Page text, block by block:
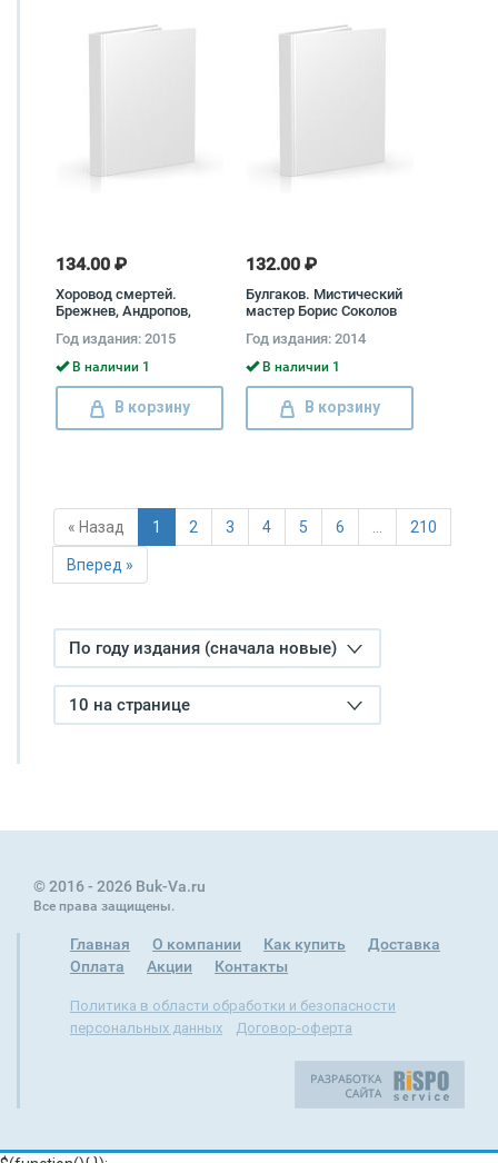
134.00 ₽
Хоровод смертей.
Брежнев, Андропов,
Год издания: 2015
В наличии 1
В корзину
132.00 ₽
Булгаков. Мистический
мастер Борис Соколов
Год издания: 2014
В наличии 1
В корзину
« Назад 1 2 3 4 5 6 … 210
Вперед »
По году издания (сначала новые)
10 на странице
© 2016 - 2026 Buk-Va.ru
Все права защищены.
Главная О компании Как купить
Доставка
Оплата
Акции Контакты
Политика в области обработки и безопасности
персональных данных
Договор-оферта